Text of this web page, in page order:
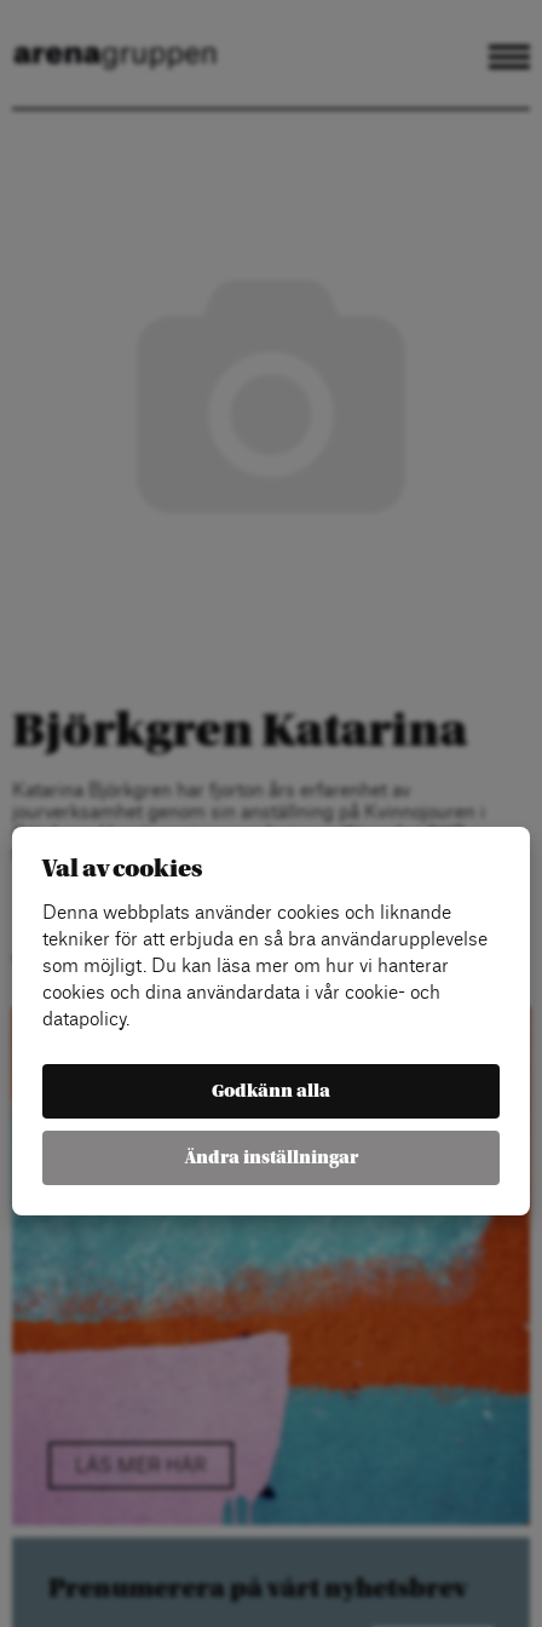
Björkgren Katarina
Katarina Björkgren har fjorton års erfarenhet av
jourverksamhet genom sin anställning på Kvinnojouren i
Göteborg. Hon är socionom och vice ordförande i SKR:s
förbundsstyrelse.
Titlar
Kontakta oss
LÄS MER HÄR
Prenumerera på vårt nyhetsbrev
Val av cookies
Denna webbplats använder cookies och liknande
tekniker för att erbjuda en så bra användarupplevelse
som möjligt. Du kan läsa mer om hur vi hanterar
cookies och dina användardata i vår cookie- och
datapolicy.
Godkänn alla
Ändra inställningar